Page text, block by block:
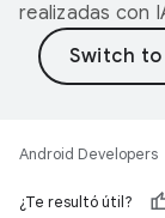
realizadas con
Android Developers
¿Te resultó útil?